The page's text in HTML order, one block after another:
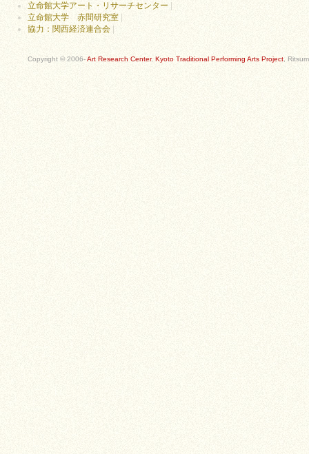
立命館大学アート・リサーチセンター
立命館大学 赤間研究室
協力：関西経済連合会
Copyright © 2006-Art Research Center, Kyoto Traditional Performing Arts Project ,